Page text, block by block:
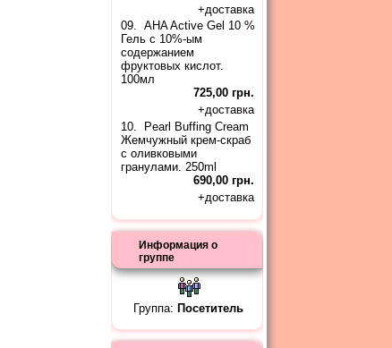
+доставка
09.AHA Active Gel 10 %
Гель с 10%-ым
содержанием
фруктовых кислот.
100мл
725,00 грн.
+доставка
10.
Pearl Buffing Cream
Жемчужный крем-скраб
с оливковыми
гранулами. 250ml
690,00 грн.
+доставка
Информация о
группе
Группа: Посетитель